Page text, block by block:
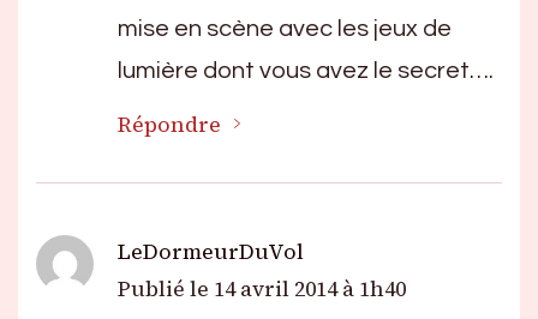
mise en scène avec les jeux de
lumière dont vous avez le secret….
Répondre
LeDormeurDuVol
Publié le 14 avril 2014 à 1h40